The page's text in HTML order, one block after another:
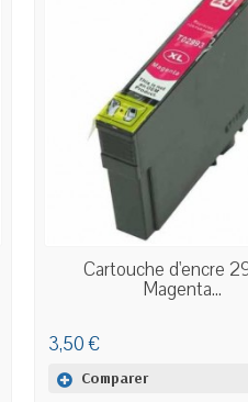
EN STOCK
Cartouche d'encre
Magenta...
3,50 €
Comparer